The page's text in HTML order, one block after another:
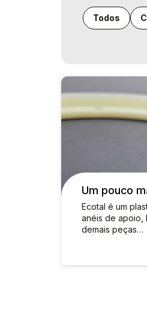
Todos
Um pouco
Ecotal é um
anéis de apoio,
demais peças…